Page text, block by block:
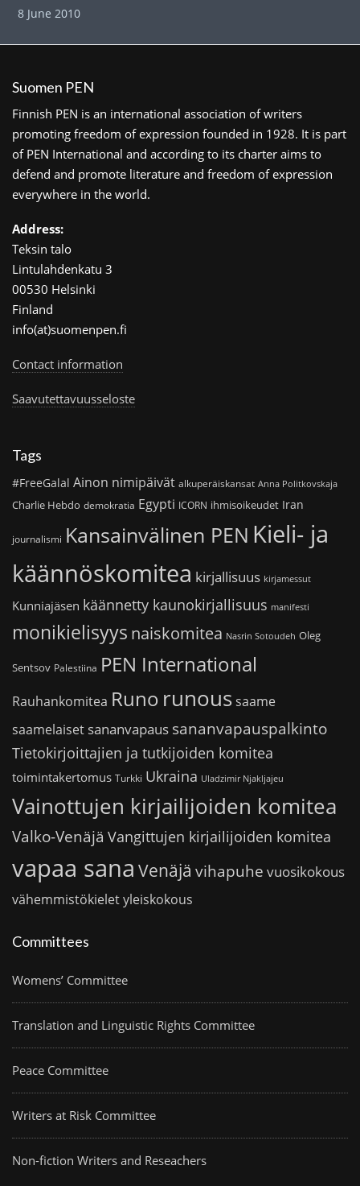
8 June 2010
Suomen PEN
Finnish PEN is an international association of writers
promoting freedom of expression founded in 1928. It is part
of PEN International and according to its charter aims to
defend and promote literature and freedom of expression
everywhere in the world.
Address:
Teksin talo
Lintulahdenkatu 3
00530 Helsinki
Finland
info(at)suomenpen.fi
Contact information
Saavutettavuusseloste
Tags
#FreeGalal Ainon nimipäivät alkuperäiskansat Anna Politkovskaja
Charlie Hebdo demokratia Egypti ICORN ihmisoikeudet Iran
journalismi Kansainvälinen PEN Kieli- ja
käännöskomitea kirjallisuus kirjamessut
Kunniajäsen käännetty kaunokirjallisuus manifesti
monikielisyys naiskomitea Nasrin Sotoudeh Oleg
Sentsov Palestiina PEN International
Rauhankomitea Runo runoussaame
saamelaiset sananvapaus sananvapauspalkinto
Tietokirjoittajien ja tutkijoiden komitea
toimintakertomus Turkki Ukraina Uladzimir Njakljajeu
Vainottujen kirjailijoiden komitea
Valko-Venäjä Vangittujen kirjailijoiden komitea
vapaa sana Venäjä vihapuhe vuosikokous
vähemmistökieletyleiskokous
Committees
Womens’ Committee
Translation and Linguistic Rights Committee
Peace Committee
Writers at Risk Committee
Non-fiction Writers and Reseachers